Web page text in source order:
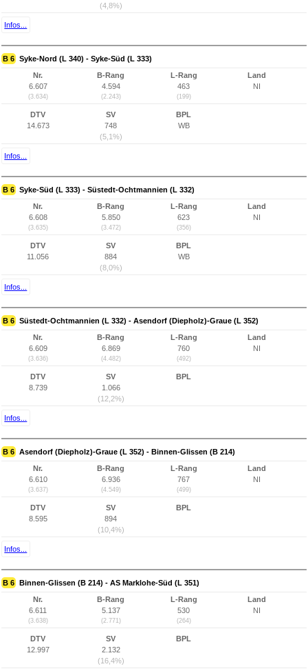
(4,8%)
Infos...
B 6 Syke-Nord (L 340) - Syke-Süd (L 333)
Nr.
6.607
(3.634)
B-Rang
4.594
(2.243)
L-Rang
463
(199)
Land
NI
DTV
14.673
SV
748
(5,1%)
BPL
WB
Infos...
B 6 Syke-Süd (L 333) - Süstedt-Ochtmannien (L 332)
Nr.
6.608
(3.635)
B-Rang
5.850
(3.472)
L-Rang
623
(356)
Land
NI
DTV
11.056
SV
884
(8,0%)
BPL
WB
Infos...
B 6 Süstedt-Ochtmannien (L 332) - Asendorf (Diepholz)-Graue (L 352)
Nr.
6.609
(3.636)
B-Rang
6.869
(4.482)
L-Rang
760
(492)
Land
NI
DTV
8.739
SV
1.066
(12,2%)
BPL
Infos...
B 6 Asendorf (Diepholz)-Graue (L 352) - Binnen-Glissen (B 214)
Nr.
6.610
(3.637)
B-Rang
6.936
(4.549)
L-Rang
767
(499)
Land
NI
DTV
8.595
SV
894
(10,4%)
BPL
Infos...
B 6 Binnen-Glissen (B 214) - AS Marklohe-Süd (L 351)
Nr.
6.611
(3.638)
B-Rang
5.137
(2.771)
L-Rang
530
(264)
Land
NI
DTV
12.997
SV
2.132
(16,4%)
BPL